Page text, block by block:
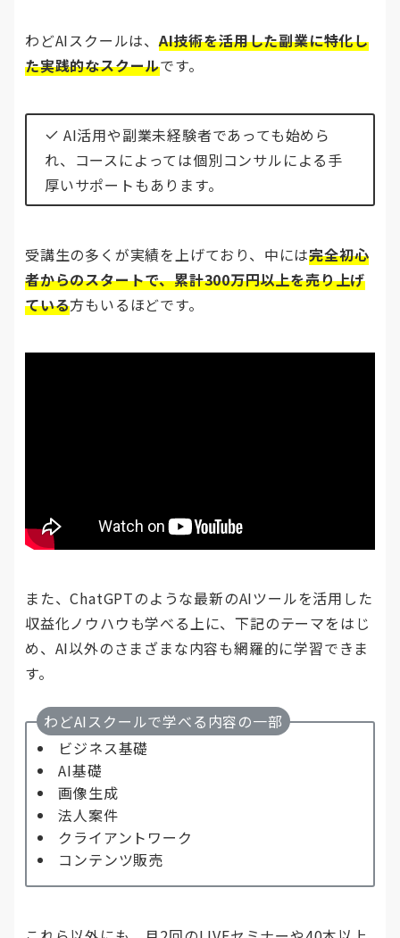
わどAIスクールは、AI技術を活用した副業に特化し
た実践的なスクールです。
AI活用や副業未経験者であっても始めら
れ、コースによっては個別コンサルによる手
厚いサポートもあります。
受講生の多くが実績を上げており、中には完全初心
者からのスタートで、累計300万円以上を売り上げ
ている方もいるほどです。
また、ChatGPTのような最新のAIツールを活用した
収益化ノウハウも学べる上に、下記のテーマをはじ
め、AI以外のさまざまな内容も網羅的に学習できま
す。
わどAIスクールで学べる内容の一部
ビジネス基礎
AI基礎
画像生成
法人案件
クライアントワーク
コンテンツ販売